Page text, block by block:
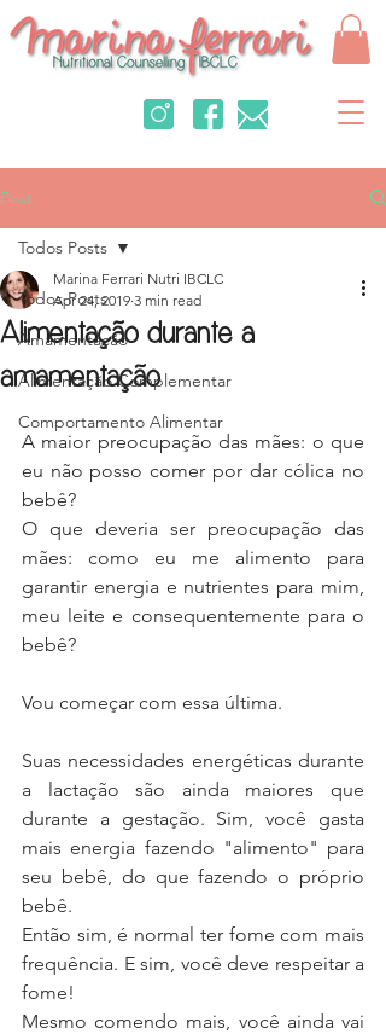
Post
Todos Posts
Amamentação
Alimentação Complementar
Comportamento Alimentar
Todos Posts
Alimentação durante a
amamentação
Marina Ferrari Nutri IBCLC
Apr 24, 2019 3 min read
A maior preocupação das mães: o que
eu não posso comer por dar cólica no
bebê?
O que deveria ser preocupação das
mães: como eu me alimento para
garantir energia e nutrientes para mim,
meu leite e consequentemente para o
bebê?
Vou começar com essa última.
Suas necessidades energéticas durante
a lactação são ainda maiores que
durante a gestação. Sim, você gasta
mais energia fazendo "alimento" para
seu bebê, do que fazendo o próprio
bebê.
Então sim, é normal ter fome com mais
frequência. E sim, você deve respeitar a
fome!
Mesmo comendo mais, você ainda vai